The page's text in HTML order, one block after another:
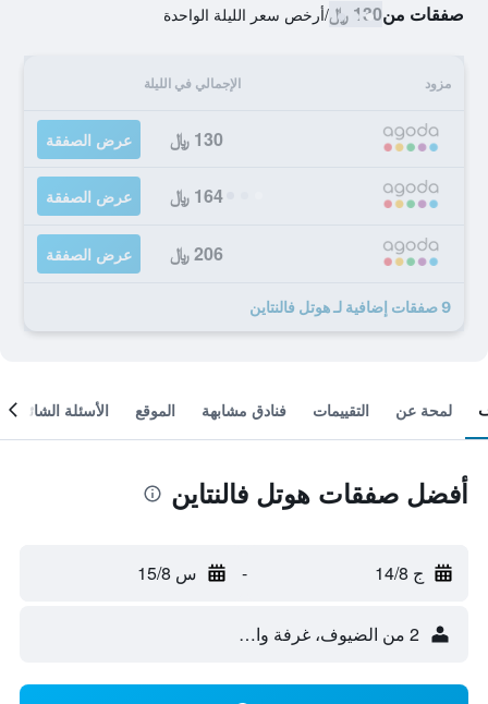
صفقات من130 ﷼ /أرخص سعر الليلة الواحدة
مزود الإجمالي في الليلة
130 ﷼ عرض الصفقة
164 ﷼ عرض الصفقة
206 ﷼ عرض الصفقة
9 صفقات إضافية لـ هوتل فالنتاين
لمحة عن التقييمات فنادق مشابهة الموقع الأسئلة الشائعة
أفضل صفقات هوتل فالنتاين
ج 14/8 - س 15/8
2 من الضيوف، غرفة واحدة